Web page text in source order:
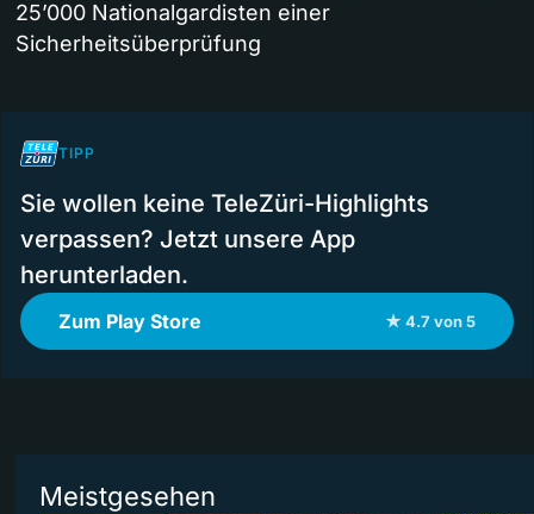
25’000 Nationalgardisten einer
Sicherheitsüberprüfung
TIPP
Sie wollen keine TeleZüri-Highlights
verpassen? Jetzt unsere App
herunterladen.
Zum Play Store ★ 4.7 von 5
Meistgesehen